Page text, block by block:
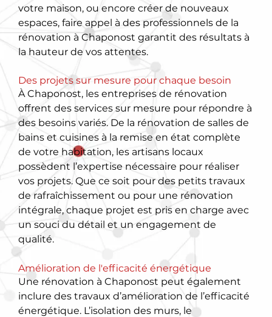
votre maison, ou encore créer de nouveaux
espaces, faire appel à des professionnels de la
rénovation à Chaponost garantit des résultats à
la hauteur de vos attentes.
Des projets sur mesure pour chaque besoin
À Chaponost, les entreprises de rénovation
offrent des services sur mesure pour répondre à
des besoins variés. De la rénovation de salles de
bains et cuisines à la remise en état complète
de votre habitation, les artisans locaux
possèdent l’expertise nécessaire pour réaliser
vos projets. Que ce soit pour des petits travaux
de rafraîchissement ou pour une rénovation
intégrale, chaque projet est pris en charge avec
un souci du détail et un engagement de
qualité.
Amélioration de l'efficacité énergétique
Une rénovation à Chaponost peut également
inclure des travaux d’amélioration de l’efficacité
énergétique. L’isolation des murs, le